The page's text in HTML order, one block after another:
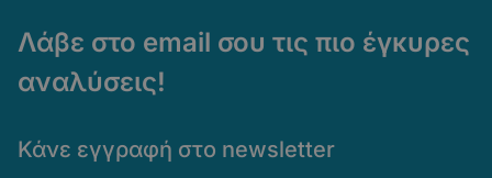
Λάβε στο email σου τις πιο έγκυρες
αναλύσεις!
Κάνε εγγραφή στο newsletter